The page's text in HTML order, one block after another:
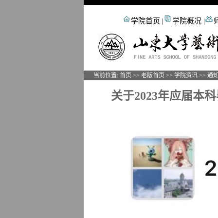
学院首页 | 学院概况|
当前位置: 首页 >> 老版首页 >> 学院资讯 >> 通
关于2023年应届本